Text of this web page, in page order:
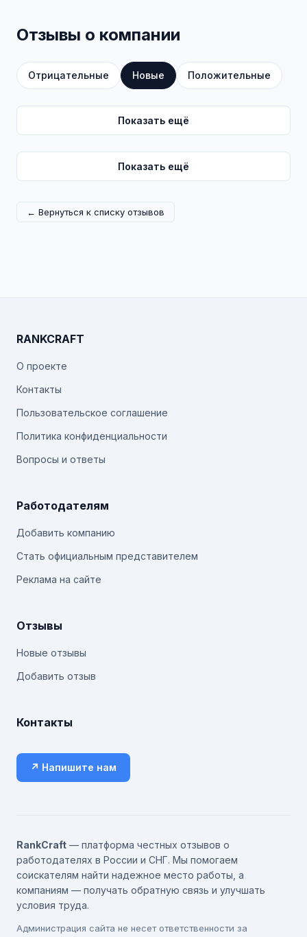
Отзывы о компании
Отрицательные Новые Положительные
Показать ещё
Показать ещё
← Вернуться к списку отзывов
RANKCRAFT
О проекте
Контакты
Пользовательское соглашение
Политика конфиденциальности
Вопросы и ответы
Работодателям
Добавить компанию
Стать официальным представителем
Реклама на сайте
Отзывы
Новые отзывы
Добавить отзыв
Контакты
↗ Напишите нам
RankCraft — платформа честных отзывов о
работодателях в России и СНГ. Мы помогаем
соискателям найти надежное место работы, а
компаниям — получать обратную связь и улучшать
условия труда.
Администрация сайта не несет ответственности за